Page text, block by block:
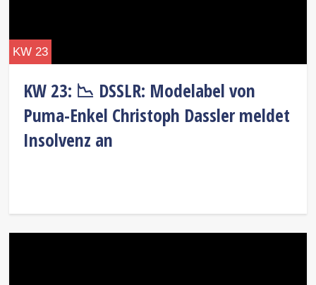
KW 23: 📉 DSSLR: Modelabel von
Puma-Enkel Christoph Dassler meldet
Insolvenz an
KW 23